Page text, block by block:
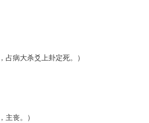
占病大杀爻上卦定死。）
主丧。）